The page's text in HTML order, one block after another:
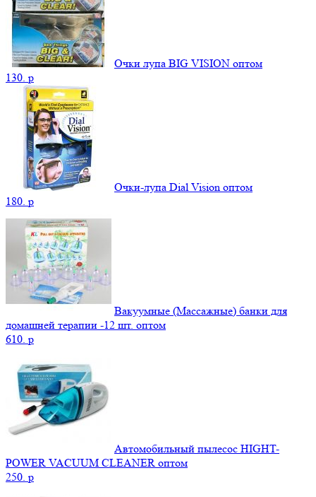
Очки лупа BIG VISION оптом
130. p
Очки-лупа Dial Vision оптом
180. p
Вакуумные (Массажные) банки для
домашней терапии -12 шт. оптом
610. p
Автомобильный пылесос HIGHT-
POWER VACUUM CLEANER оптом
250. p